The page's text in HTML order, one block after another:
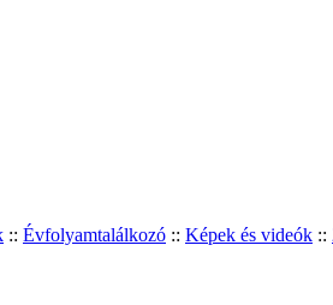
:: Évfolyamtalálkozó :: Képek és videók ::